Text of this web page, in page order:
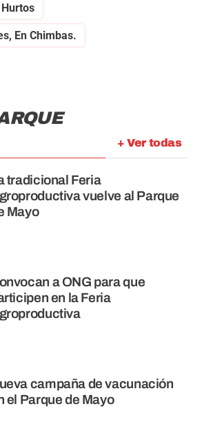
En Chimbas.
+ Ver todas
tradicional Feria
vuelve al Parque
Mayo
a ONG para que
en la Feria
campaña de vacunación
el Parque de Mayo